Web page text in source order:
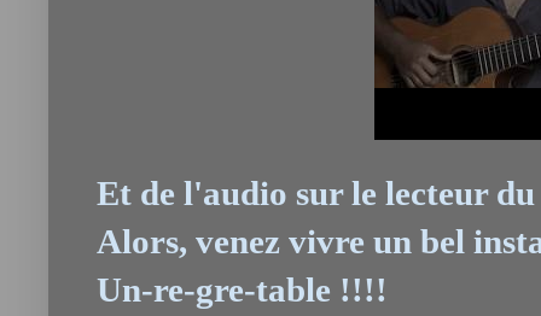
Et de l'audio sur le lecteur
Alors, venez vivre un bel
Un-re-gre-table !!!!